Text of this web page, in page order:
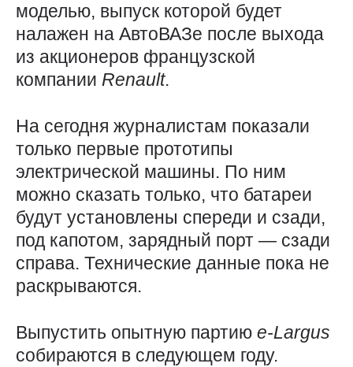
моделью, выпуск которой будет
налажен на АвтоВАЗе после выхода
из акционеров французской
компании Renault.
На сегодня журналистам показали
только первые прототипы
электрической машины. По ним
можно сказать только, что батареи
будут установлены спереди и сзади,
под капотом, зарядный порт — сзади
справа. Технические данные пока не
раскрываются.
Выпустить опытную партию e-Largus
собираются в следующем году.